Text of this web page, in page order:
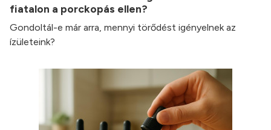
fiatalon a porckopás ellen?
Gondoltál-e már arra, mennyi törődést igényelnek az
ízületeink?